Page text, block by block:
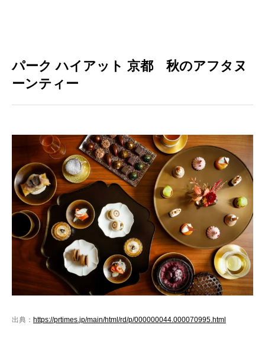
パーク ハイアット 京都 秋のアフタヌ
ーンティー
出典： https://prtimes.jp/main/html/rd/p/000000044.000070995.html